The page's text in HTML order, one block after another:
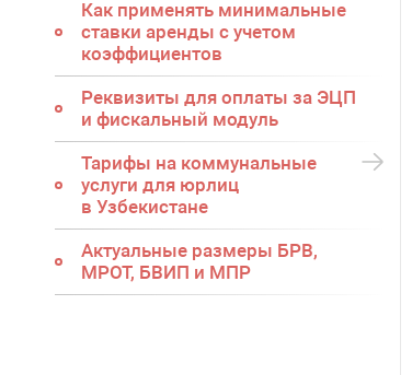
Как применять минимальные
ставки аренды с учетом
коэффициентов
Реквизиты для оплаты за ЭЦП
и фискальный модуль
Тарифы на коммунальные
услуги для юрлиц
в Узбекистане
Актуальные размеры БРВ,
МРОТ, БВИП и МПР